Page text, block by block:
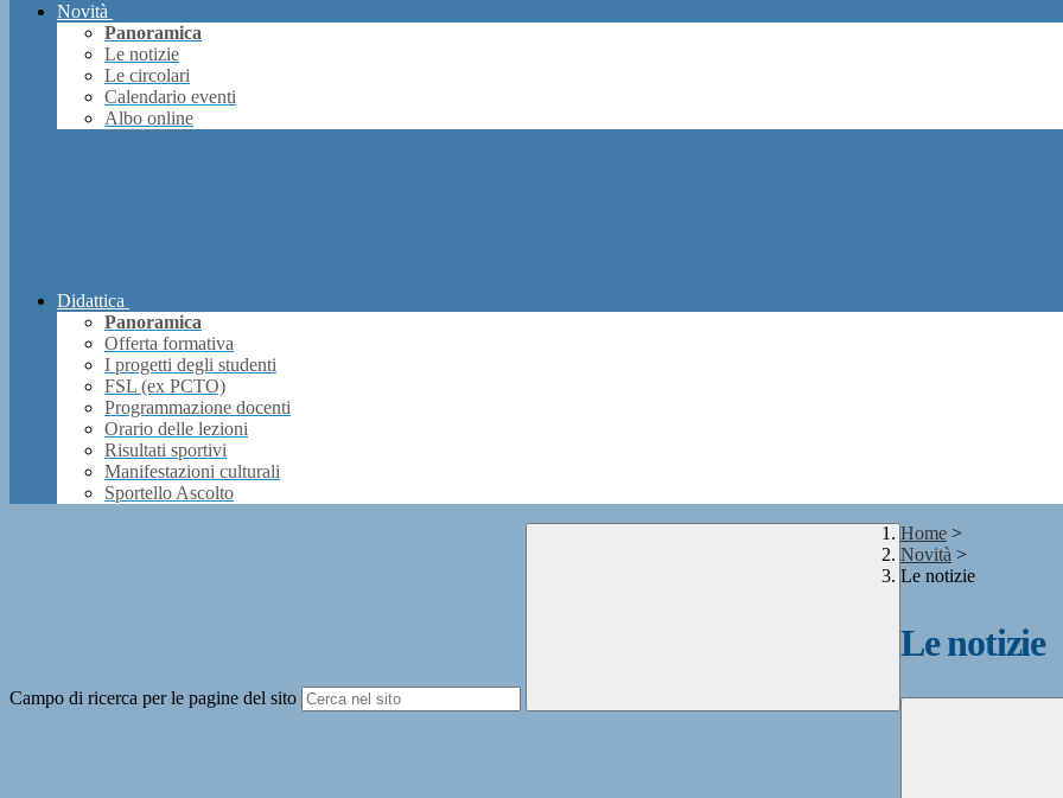
Novità
Panoramica
Le notizie
Le circolari
Calendario eventi
Albo online
Didattica
Panoramica
Offerta formativa
I progetti degli studenti
FSL (ex PCTO)
Programmazione docenti
Orario delle lezioni
Risultati sportivi
Manifestazioni culturali
Sportello Ascolto
Campo di ricerca per le pagine del sito
Home >
Novità >
Le notizie
Le notizie